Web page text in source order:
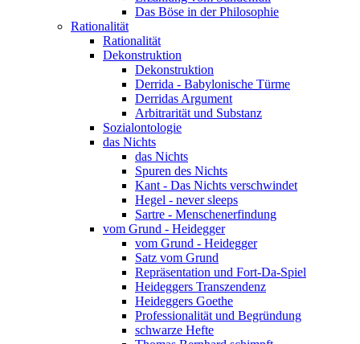
Das Böse in der Philosophie
Rationalität
Rationalität
Dekonstruktion
Dekonstruktion
Derrida - Babylonische Türme
Derridas Argument
Arbitrarität und Substanz
Sozialontologie
das Nichts
das Nichts
Spuren des Nichts
Kant - Das Nichts verschwindet
Hegel - never sleeps
Sartre - Menschenerfindung
vom Grund - Heidegger
vom Grund - Heidegger
Satz vom Grund
Repräsentation und Fort-Da-Spiel
Heideggers Transzendenz
Heideggers Goethe
Professionalität und Begründung
schwarze Hefte